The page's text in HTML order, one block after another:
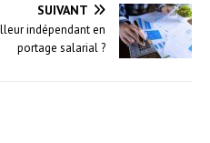
SUIVANT
indépendant en
portage salarial ?